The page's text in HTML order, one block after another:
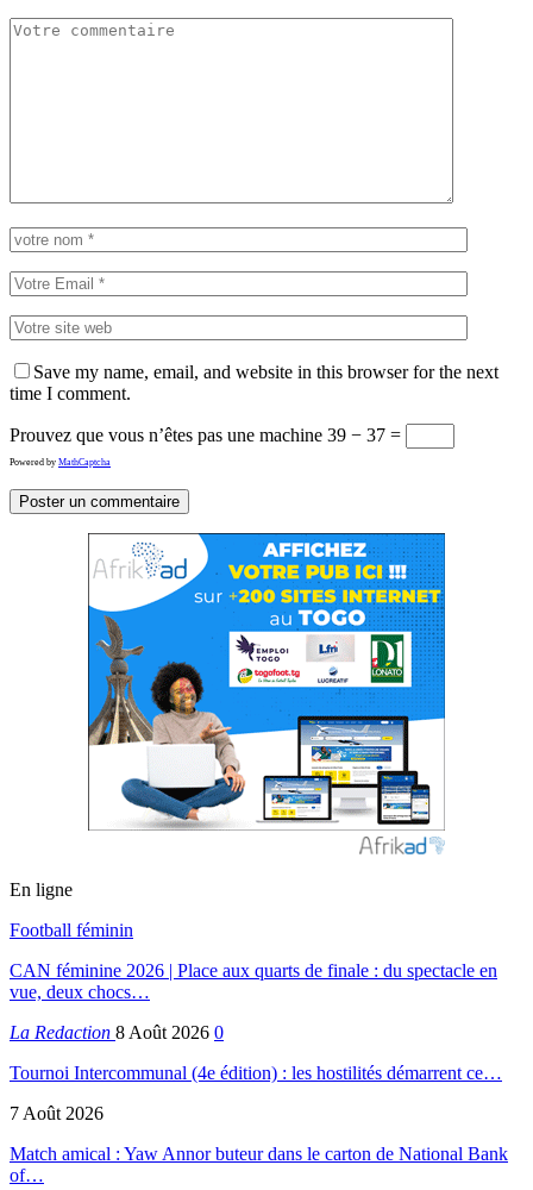
Save my name, email, and website in this browser for the next
time I comment.
Prouvez que vous n’êtes pas une machine 39 − 37 =
Powered by MathCaptcha
En ligne
Football féminin
CAN féminine 2026 | Place aux quarts de finale : du spectacle en
vue, deux chocs…
La Redaction 8 Août 2026 0
Tournoi Intercommunal (4e édition) : les hostilités démarrent ce…
7 Août 2026
Match amical : Yaw Annor buteur dans le carton de National Bank
of…